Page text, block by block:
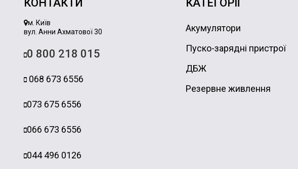
КОНТАКТИ
м. Київ
вул. Анни Ахматової 30
0 800 218 015
068 673 6556
073 675 6556
066 673 6556
044 496 0126
КАТЕГОРІЇ
Акумулятори
Пуско-зарядні пристрої
ДБЖ
Резервне живлення